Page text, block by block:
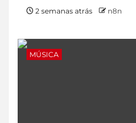
2 semanas atrás n8n
MÚSICA